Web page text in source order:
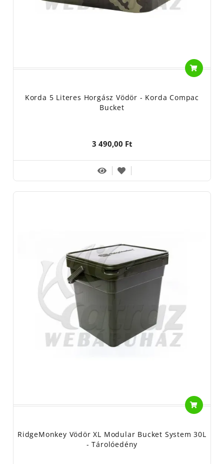
Korda 5 Literes Horgász Vödör - Korda Compac
Bucket
3 490,00 Ft
RidgeMonkey Vödör XL Modular Bucket System 30L
- Tárolóedény